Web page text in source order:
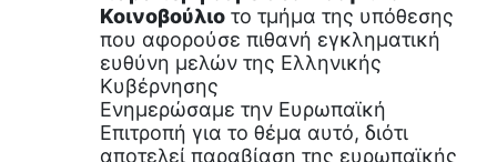
Κοινοβούλιο το τμήμα της υπόθεσης
που αφορούσε πιθανή εγκληματική
ευθύνη μελών της Ελληνικής
Κυβέρνησης
Ενημερώσαμε την Ευρωπαϊκή
Επιτροπή για το θέμα αυτό, διότι
αποτελεί παραβίαση της ευρωπαϊκής